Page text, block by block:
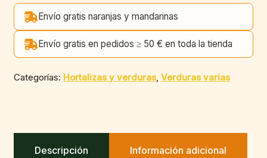
cantidad
Envío gratis naranjas y mandarinas
Envío gratis en pedidos ≥ 50 € en toda la tienda
Categorías: Hortalizas y verduras, Verduras varias
Descripción Información adicional